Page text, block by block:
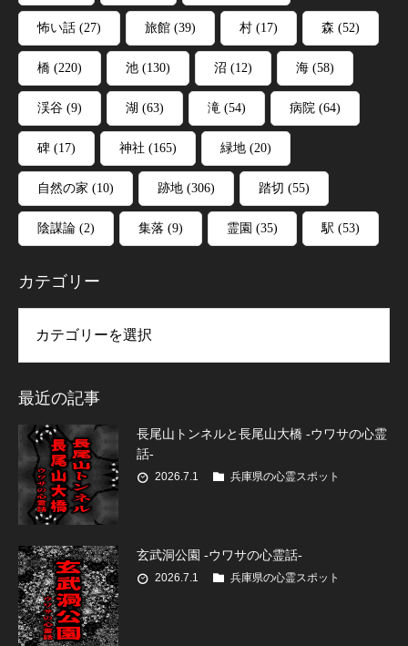
怖い話 (27) 旅館 (39) 村 (17) 森 (52)
橋 (220) 池 (130) 沼 (12) 海 (58)
渓谷 (9) 湖 (63) 滝 (54) 病院 (64)
碑 (17) 神社 (165) 緑地 (20)
自然の家 (10) 跡地 (306) 踏切 (55)
陰謀論 (2) 集落 (9) 霊園 (35) 駅 (53)
カテゴリー
最近の記事
長尾山トンネルと長尾山大橋 -ウワサの心霊
話-
2026.7.1 兵庫県の心霊スポット
玄武洞公園 -ウワサの心霊話-
2026.7.1 兵庫県の心霊スポット